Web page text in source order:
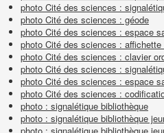
photo Cité des sciences :
photo Cité des sciences : géode
photo Cité des sciences : espace
photo Cité des sciences :
photo Cité des sciences : clavier
photo Cité des sciences :
photo Cité des sciences : espace
photo Cité des sciences :
photo : signalétique bibliothèque
photo : signalétique bibliothèque